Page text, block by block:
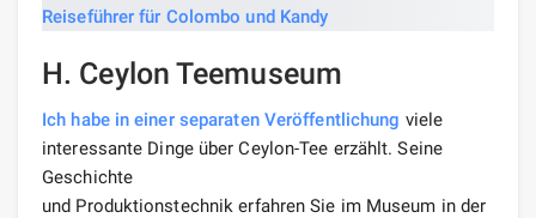
H. Ceylon Teemuseum
Ich habe in einer separaten Veröffentlichung viele
interessante Dinge über Ceylon-Tee erzählt. Seine
Geschichte
und Produktionstechnik erfahren Sie im Museum in der